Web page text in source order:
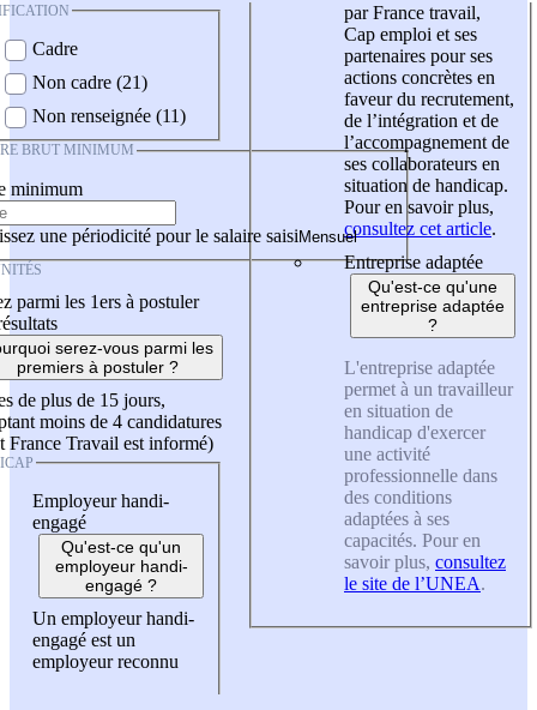
Cadre
Non cadre (21)
Non renseignée (11)
BRUT MINIMUM
minimum
une périodicité pour le salaire saisi
parmi les 1ers à postuler
serez-vous parmi les
premiers à postuler ?
de plus de 15 jours,
moins de 4 candidatures
France Travail est informé)
Employeur handi-
engagé
Qu'est-ce qu'un
employeur handi-
engagé ?
Un employeur handi-
engagé est un
employeur reconnu
par France travail,
Cap emploi et ses
partenaires pour ses
actions concrètes en
faveur du recrutement,
de l’intégration et de
l’accompagnement de
ses collaborateurs en
situation de handicap.
Pour en savoir plus,
consultez cet article.
Entreprise adaptée
Qu'est-ce qu'une
entreprise adaptée
?
L'entreprise adaptée
permet à un travailleur
en situation de
handicap d'exercer
une activité
professionnelle dans
des conditions
adaptées à ses
capacités. Pour en
savoir plus, consultez
le site de l’UNEA.